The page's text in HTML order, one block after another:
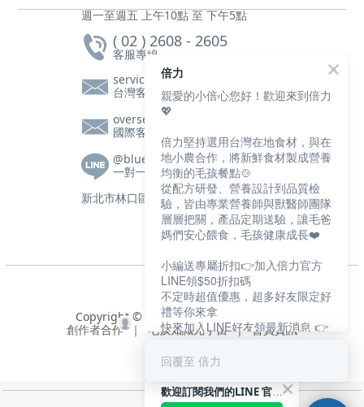
週一至週五 上午10點 至 下午5點
( 02 ) 2608 - 2605
客服專線
service@bluebaypetfood.com
台灣客服信箱
overseas@bluebaypetfood.com
國際客服信箱
@bluebay
一對一客服|營養師諮詢
新北市林口區文化三路一段105號2樓
Copyright © 2024 盈寶寵物股份有限公司
創作者合作｜ 毛孩知識元宇宙｜會員資訊
歡迎訂閱我們的LINE 官方帳號
倍力
親愛的小倍心您好！歡迎來到倍力
💖
倍力堅持選用台灣在地食材，與在
地小農合作，將新鮮食材製成營養
均衡的毛孩餐點🍲
從配方研發、營養設計到品質檢
驗，皆由專業營養師與獸醫師團隊
層層把關，產品定期送驗，讓毛爸
媽們安心餵食，毛孩健康成長❤️
小編送專屬折扣👉加入倍力官方
LINE領$50折扣碼
不定時超值優惠，超多好友限定好
禮等你來拿
快來加入LINE好友領最新消息 👉
https://bluebaypet.com/s74jS
回覆至 倍力